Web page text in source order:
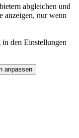
abgleichen und
anzeigen, nur wenn
den Einstellungen
anpassen